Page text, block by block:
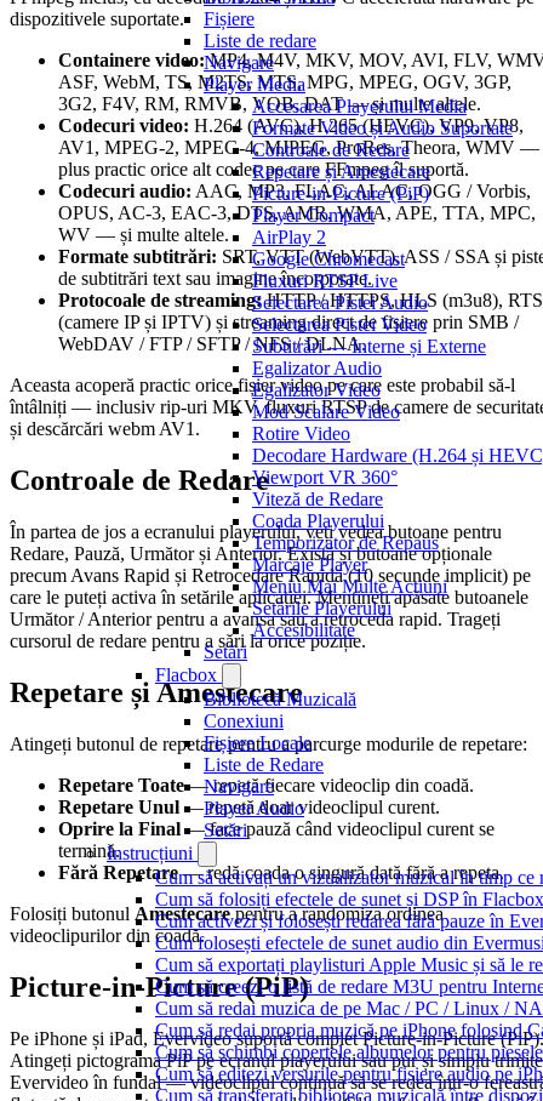
Fișiere
Liste de redare
Navigare
Player Media
Accesarea Playerului Media
Formate Video și Audio Suportate
Controale de Redare
Repetare și Amestecare
Picture-in-Picture (PiP)
Player Compact
AirPlay 2
Google Chromecast
Fluxuri RTSP Live
Selectarea Pistei Audio
Selectarea Pistei Video
Subtitrări — Interne și Externe
Egalizator Audio
Egalizator Video
Mod Scalare Video
Rotire Video
Decodare Hardware (H.264 și
Viewport VR 360°
Viteză de Redare
Coada Playerului
Temporizator de Repaus
Marcaje Player
Meniu Mai Multe Acțiuni
Setările Playerului
Accesibilitate
Setări
Flacbox
Bibliotecă Muzicală
Conexiuni
Fișiere Locale
Liste de Redare
Navigare
Player Audio
Setări
Instrucțiuni
Cum să activați un vizualizator muzical în timp ce
Cum să folosiți efectele de sunet și DSP în
Cum activezi și folosești redarea fără pauze în
Cum folosești efectele de sunet audio din
Cum să exportați playlisturi Apple Music și să le
Cum să creezi o listă de redare M3U pentru
Cum să redai muzica de pe Mac / PC / Linux /
Cum să redai propria muzică pe iPhone folosind
Cum să schimbi copertele albumelor pentru
Cum să editezi versurile pentru fișiere audio pe
Cum să transferați biblioteca muzicală între
dispozitivele suportate.
Containere video:MP4, M4V, MKV, MOV, AVI, FLV,
ASF, WebM, TS, M2TS, MTS, MPG, MPEG, OGV, 3GP,
3G2, F4V, RM, RMVB, VOB, DAT — și multe altele.
Codecuri video: H.264 (AVC), H.265 (HEVC), VP9, VP8,
AV1, MPEG-2, MPEG-4, MJPEG, ProRes, Theora, WMV —
plus practic orice alt codec pe care FFmpeg îl suportă.
Codecuri audio: AAC, MP3, FLAC, ALAC, OGG / Vorbis,
OPUS, AC-3, EAC-3, DTS, AMR, WMA, APE, TTA, MPC,
WV — și multe altele.
Formate subtitrări: SRT, VTT (WebVTT), ASS / SSA și
de subtitrări text sau imagine încorporate.
Protocoale de streaming:HTTP / HTTPS, HLS (m3u8),
(camere IP și IPTV) și streaming direct de fișiere prin SMB /
WebDAV / FTP / SFTP / NFS / DLNA.
Aceasta acoperă practic orice fișier video pe care este probabil să-l
întâlniți — inclusiv rip-uri MKV, fluxuri RTSP de camere de
și descărcări webm AV1.
Controale de Redare
În partea de jos a ecranului playerului, veți vedea butoane pentru
Redare, Pauză, Următor și Anterior. Există și butoane opționale
precum Avans Rapid și Retrocedare Rapidă (10 secunde implicit) pe
care le puteți activa în setările aplicației. Mențineți apăsate butoanele
Următor / Anterior pentru a avansa sau a retroceda rapid. Trageți
cursorul de redare pentru a sări la orice poziție.
Repetare și Amestecare
Atingeți butonul de repetare pentru a parcurge modurile de repetare:
Repetare Toate— repetă fiecare videoclip din coadă.
Repetare Unul — repetă doar videoclipul curent.
Oprire la Final— face pauză când videoclipul curent se
termină.
Fără Repetare— redă coada o singură dată fără a repeta.
Folosiți butonul Amestecarepentru a randomiza ordinea
videoclipurilor din coadă.
Picture-in-Picture (PiP)
Pe iPhone și iPad, Evervideo suportă complet Picture-in-Picture (PiP).
Atingeți pictograma PiP pe ecranul playerului sau pur și simplu
Evervideo în fundal — videoclipul continuă să se redea într-o